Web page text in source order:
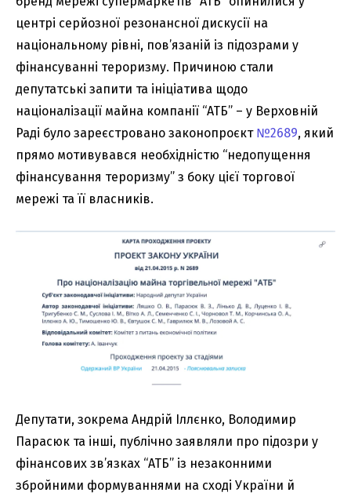
центрі серйозної резонансної дискусії на
національному рівні, пов’язаній із підозрами у
фінансуванні тероризму. Причиною стали
депутатські запити та ініціатива щодо
націоналізації майна компанії “АТБ” – у Верховній
Раді було зареєстровано законопроєкт №2689, який
прямо мотивувався необхідністю “недопущення
фінансування тероризму” з боку цієї торгової
мережі та її власників.
Депутати, зокрема Андрій Іллєнко, Володимир
Парасюк та інші, публічно заявляли про підозри у
фінансових зв’язках “АТБ” із незаконними
збройними формуваннями на сході України й